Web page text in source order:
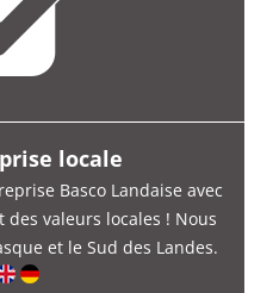
locale
Basco Landaise avec
valeurs locales ! Nous
et le Sud des Landes.